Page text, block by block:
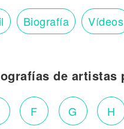
Biografía Vídeos
de artistas
F G H